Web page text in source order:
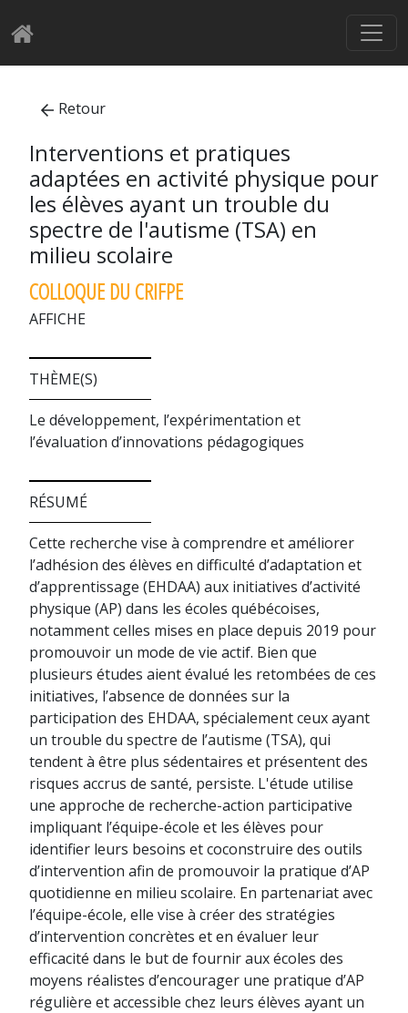
Retour
Interventions et pratiques
adaptées en activité physique pour
les élèves ayant un trouble du
spectre de l'autisme (TSA) en
milieu scolaire
COLLOQUE DU CRIFPE
AFFICHE
THÈME(S)
Le développement, l’expérimentation et
l’évaluation d’innovations pédagogiques
RÉSUMÉ
Cette recherche vise à comprendre et améliorer
l’adhésion des élèves en difficulté d’adaptation et
d’apprentissage (EHDAA) aux initiatives d’activité
physique (AP) dans les écoles québécoises,
notamment celles mises en place depuis 2019 pour
promouvoir un mode de vie actif. Bien que
plusieurs études aient évalué les retombées de ces
initiatives, l’absence de données sur la
participation des EHDAA, spécialement ceux ayant
un trouble du spectre de l’autisme (TSA), qui
tendent à être plus sédentaires et présentent des
risques accrus de santé, persiste. L'étude utilise
une approche de recherche-action participative
impliquant l’équipe-école et les élèves pour
identifier leurs besoins et coconstruire des outils
d’intervention afin de promouvoir la pratique d’AP
quotidienne en milieu scolaire. En partenariat avec
l’équipe-école, elle vise à créer des stratégies
d’intervention concrètes et en évaluer leur
efficacité dans le but de fournir aux écoles des
moyens réalistes d’encourager une pratique d’AP
régulière et accessible chez leurs élèves ayant un